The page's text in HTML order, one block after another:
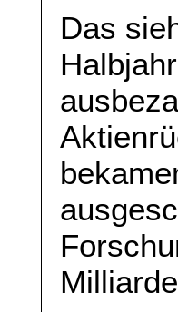
Das